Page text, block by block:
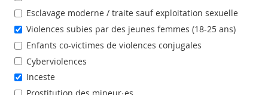
Esclavage moderne / traite sauf exploitation sexuelle
Violences subies par des jeunes femmes (18-25 ans)
Enfants co-victimes de violences conjugales
Cyberviolences
Inceste